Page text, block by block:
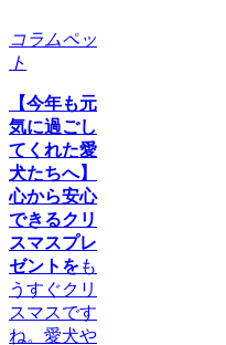
コラムペッ
ト
【今年も元
気に過ごし
てくれた愛
犬たちへ】
心から安心
できるクリ
スマスプレ
ゼントをも
うすぐクリ
スマスです
ね。愛犬や